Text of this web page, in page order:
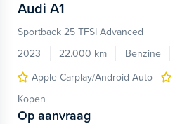
Audi A1
Sportback 25 TFSI Advanced
2023
22.000 km Benzine
Apple Carplay/Android Auto
Kopen
Op aanvraag